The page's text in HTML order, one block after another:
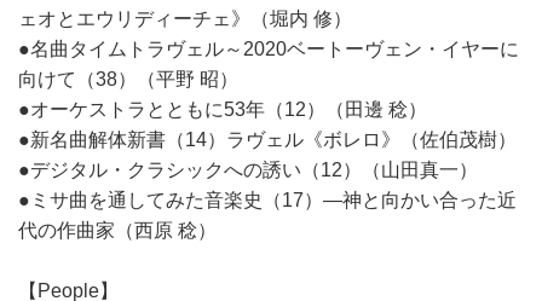
ェオとエウリディーチェ》（堀内 修）
●名曲タイムトラヴェル～2020ベートーヴェン・イヤーに
向けて（38）（平野 昭）
●オーケストラとともに53年（12）（田邊 稔）
●新名曲解体新書（14）ラヴェル《ボレロ》（佐伯茂樹）
●デジタル・クラシックへの誘い（12）（山田真一）
●ミサ曲を通してみた音楽史（17）―神と向かい合った近
代の作曲家（西原 稔）
【People】